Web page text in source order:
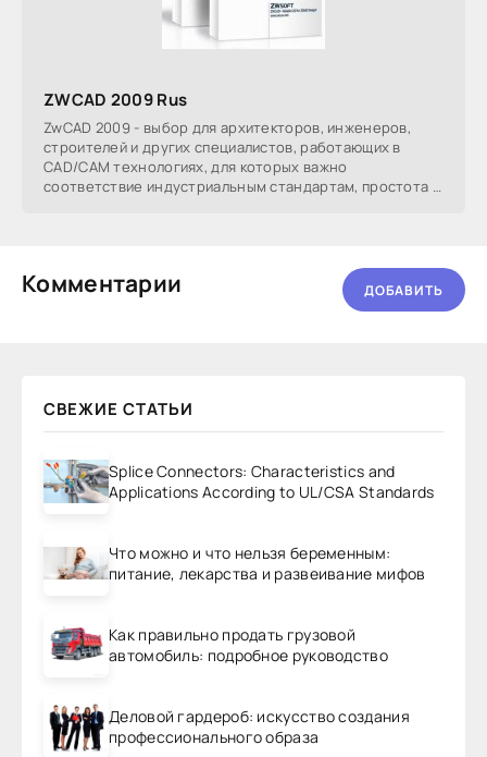
ZWCAD 2009 Rus
ZwCAD 2009 - выбор для архитекторов, инженеров,
строителей и других специалистов, работающих в
CAD/CAM технологиях, для которых важно
соответствие индустриальным стандартам, простота и
Комментарии ДОБАВИТЬ
СВЕЖИЕ СТАТЬИ
Splice Connectors: Characteristics and
Applications According to UL/CSA Standards
Что можно и что нельзя беременным:
питание, лекарства и развеивание мифов
Как правильно продать грузовой
автомобиль: подробное руководство
Деловой гардероб: искусство создания
профессионального образа